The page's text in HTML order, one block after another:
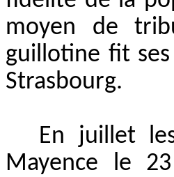
moyen de
guillotine fit
Strasbourg.
En juillet
Mayence le